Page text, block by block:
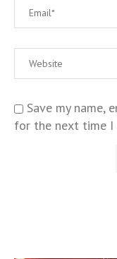
Save my name,
for the next time I